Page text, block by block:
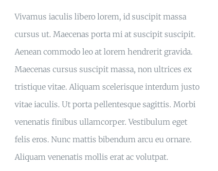
Vivamus iaculis libero lorem, id suscipit massa
cursus ut. Maecenas porta mi at suscipit suscipit.
Aenean commodo leo at lorem hendrerit gravida.
Maecenas cursus suscipit massa, non ultrices ex
tristique vitae. Aliquam scelerisque interdum justo
vitae iaculis. Ut porta pellentesque sagittis. Morbi
venenatis finibus ullamcorper. Vestibulum eget
felis eros. Nunc mattis bibendum arcu eu ornare.
Aliquam venenatis mollis erat ac volutpat.